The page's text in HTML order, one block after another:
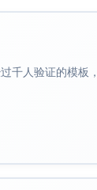
败 402）至少
段，显示存在
型边界用例缺失。
）未覆
千人验证的模板